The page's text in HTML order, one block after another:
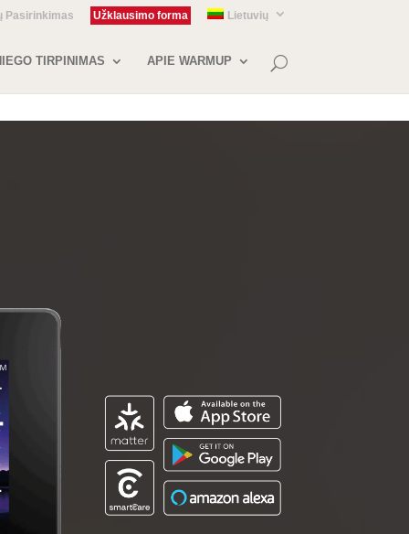
Pasirinkimas Užklausimo forma Lietuvių
TIRPINIMAS APIE WARMUP